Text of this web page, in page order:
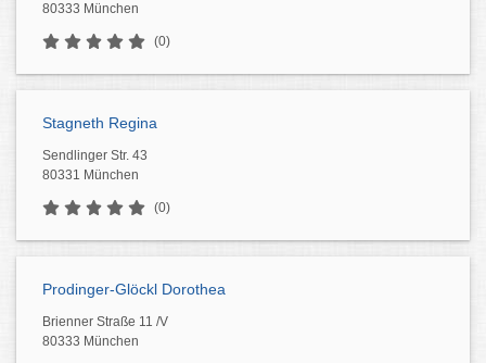
80333 München
(0)
Stagneth Regina
Sendlinger Str. 43
80331 München
(0)
Prodinger-Glöckl Dorothea
Brienner Straße 11 /V
80333 München